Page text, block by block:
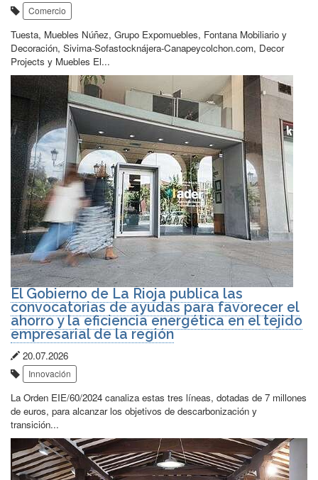
de
publicación:
Etiquetas:
Comercio
Tuesta, Muebles Núñez, Grupo Expomuebles, Fontana Mobiliario y
Decoración, Sivima-Sofastocknájera-Canapeycolchon.com, Decor
Projects y Muebles El...
El Gobierno de La Rioja publica las
convocatorias de ayudas para favorecer el
ahorro y la eficiencia energética en el tejido
empresarial de la región
Fecha
de
publicación:
20.07.2026
Etiquetas:
Innovación
La Orden EIE/60/2024 canaliza estas tres líneas, dotadas de 7 millones
de euros, para alcanzar los objetivos de descarbonización y
transición...